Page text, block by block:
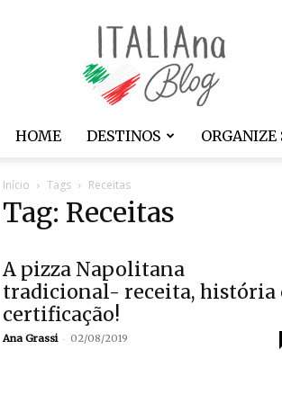
ITALIAna
HOME DESTINOS ORGANIZE
Início Tags Receitas
Tag: Receitas
A pizza Napolitana
tradicional- receita, história
certificação!
Ana Grassi - 02/08/2019